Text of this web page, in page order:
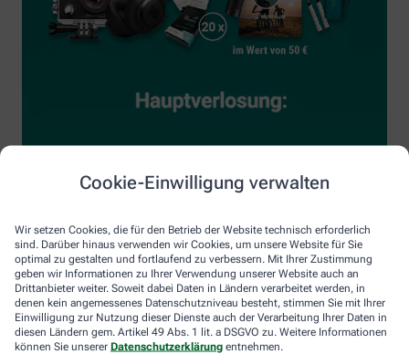
Cookie-Einwilligung verwalten
Wir setzen Cookies, die für den Betrieb der Website technisch erforderlich
sind. Darüber hinaus verwenden wir Cookies, um unsere Website für Sie
optimal zu gestalten und fortlaufend zu verbessern. Mit Ihrer Zustimmung
geben wir Informationen zu Ihrer Verwendung unserer Website auch an
Drittanbieter weiter. Soweit dabei Daten in Ländern verarbeitet werden, in
denen kein angemessenes Datenschutzniveau besteht, stimmen Sie mit Ihrer
Einwilligung zur Nutzung dieser Dienste auch der Verarbeitung Ihrer Daten in
diesen Ländern gem. Artikel 49 Abs. 1 lit. a DSGVO zu. Weitere Informationen
können Sie unserer Datenschutzerklärung entnehmen.